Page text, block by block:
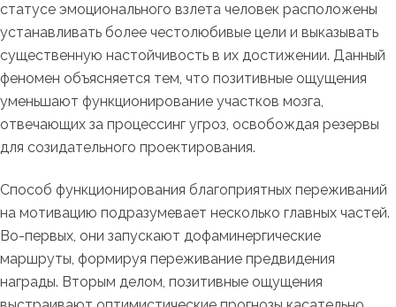
статусе эмоционального взлета человек расположены
устанавливать более честолюбивые цели и выказывать
существенную настойчивость в их достижении. Данный
феномен объясняется тем, что позитивные ощущения
уменьшают функционирование участков мозга,
отвечающих за процессинг угроз, освобождая резервы
для созидательного проектирования.
Способ функционирования благоприятных переживаний
на мотивацию подразумевает несколько главных частей.
Во-первых, они запускают дофаминергические
маршруты, формируя переживание предвидения
награды. Вторым делом, позитивные ощущения